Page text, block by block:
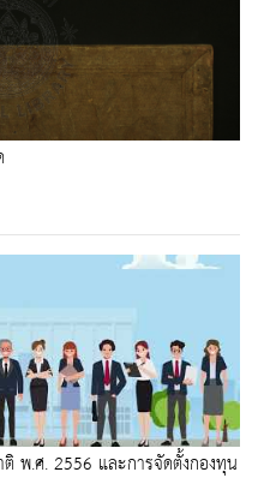
พ.ศ. 2556 และการจัดตั้งกองทุน